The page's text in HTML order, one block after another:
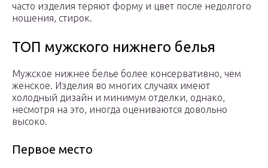
часто изделия теряют форму и цвет после недолгого
ношения, стирок.
ТОП мужского нижнего белья
Мужское нижнее белье более консервативно, чем
женское. Изделия во многих случаях имеют
холодный дизайн и минимум отделки, однако,
несмотря на это, иногда оцениваются довольно
высоко.
Первое место